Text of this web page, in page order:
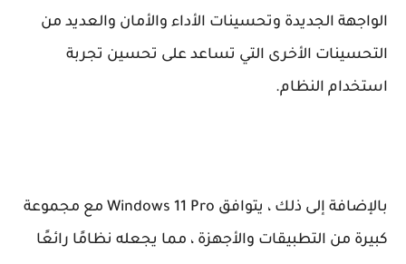
الواجهة الجديدة وتحسينات الأداء والأمان والعديد من
التحسينات الأخرى التي تساعد على تحسين تجربة
استخدام النظام.
بالإضافة إلى ذلك ، يتوافق Windows 11 Pro مع مجموعة
كبيرة من التطبيقات والأجهزة ، مما يجعله نظامًا رائعًا